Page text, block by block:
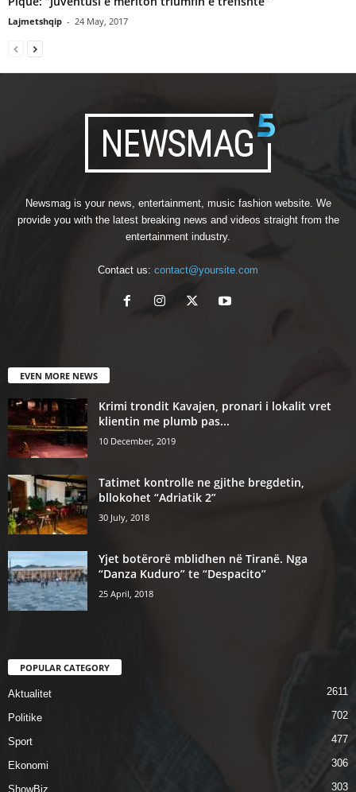
Lajmetshqip - 24 May, 2017
Newsmag is your news, entertainment, music fashion website. We
provide you with the latest breaking news and videos straight from the
entertainment industry.
Contact us: contact@yoursite.com
EVEN MORE NEWS
Krimi trondit Kavajen, pronari i lokalit vret
klientin me plumb pas...
10 December, 2019
Tatimet kontrolle ne gjithe bregdetin,
bllokohet “Adriatik 2”
30 July, 2018
Yjet botërorë mblidhen në Tiranë. Nga
“Danza Kuduro” te “Despacito”
25 April, 2018
POPULAR CATEGORY
Aktualitet 2611
Politike 702
Sport 477
Ekonomi 306
ShowBiz 303